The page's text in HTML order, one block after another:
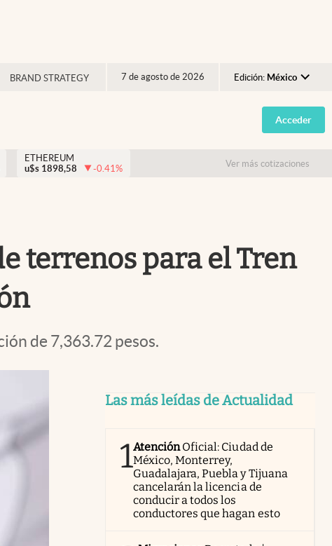
BRAND STRATEGY 7 de agosto de 2026 Edición: México
Argentina
España
USA
Acceder
ETHEREUM
u$s 1898,58 -0.41% Ver más cotizaciones
terrenos para el Tren
de 7,363.72 pesos.
Las más leídas de Actualidad
1AtenciónOficial: Ciudad de
México, Monterrey,
Guadalajara, Puebla y Tijuana
cancelarán la licencia de
conducir a todos los
conductores que hagan esto